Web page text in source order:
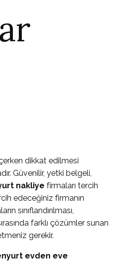
dikkat edilmesi
Güvenilir, yetki belgeli,
nakliye firmaları tercih
edeceğiniz firmanın
sınıflandırılması,
farklı çözümler sunan
gerekir.
evden eve